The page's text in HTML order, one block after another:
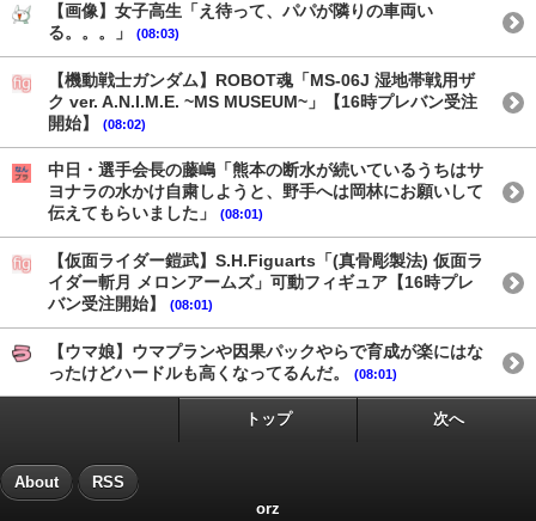
【画像】女子高生「え待って、パパが隣りの車両い
る。。。」
(08:03)
【機動戦士ガンダム】ROBOT魂「MS-06J 湿地帯戦用ザ
ク ver. A.N.I.M.E. ~MS MUSEUM~」【16時プレバン受注
開始】
(08:02)
中日・選手会長の藤嶋「熊本の断水が続いているうちはサ
ヨナラの水かけ自粛しようと、野手へは岡林にお願いして
伝えてもらいました」
(08:01)
【仮面ライダー鎧武】S.H.Figuarts「(真骨彫製法) 仮面ラ
イダー斬月 メロンアームズ」可動フィギュア【16時プレ
バン受注開始】
(08:01)
【ウマ娘】ウマプランや因果パックやらで育成が楽にはな
ったけどハードルも高くなってるんだ。
(08:01)
トップ 次へ
About RSS
orz